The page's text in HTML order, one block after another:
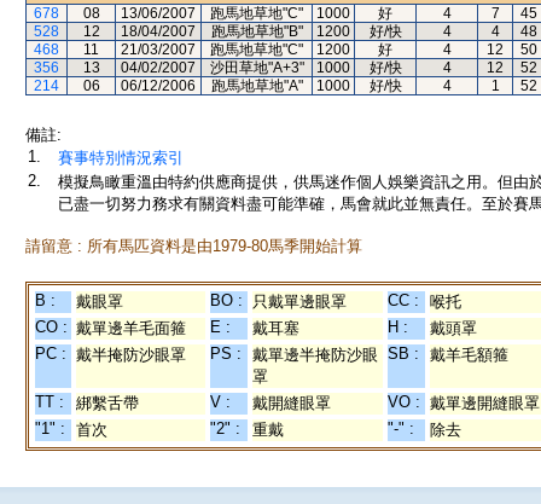
678
08 13/06/2007 跑馬地草地"C" 1000 好 4 7
45
528
12 18/04/2007 跑馬地草地"B" 1200 好/快 4 4
48
468
11 21/03/2007 跑馬地草地"C" 1200 好 4 12
50
356
13 04/02/2007 沙田草地"A+3" 1000 好/快 4 12
52
214
06 06/12/2006 跑馬地草地"A" 1000 好/快 4 1 52
備註:
1.
賽事特別情況索引
2.
模擬鳥瞰重溫由特約供應商提供，供馬迷作個人娛樂資訊之用。但
已盡一切努力務求有關資料盡可能準確，馬會就此並無責任。至於賽
請留意 : 所有馬匹資料是由1979-80馬季開始計算
B : 戴眼罩 BO : 只戴單邊眼罩 CC :
喉托
CO : 戴單邊羊毛面箍 E : 戴耳塞 H :
戴頭罩
PC : 戴半掩防沙眼罩 PS :
戴單邊半掩防沙眼
罩
SB : 戴羊毛額箍
TT : 綁繫舌帶 V : 戴開縫眼罩 VO : 戴單邊開縫眼罩
"1" :
首次 "2" : 重戴 "-" : 除去